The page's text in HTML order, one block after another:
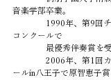
音楽学部卒業。
1990年、第9回チャ
コンクールで
最優秀伴奏賞を受
2006年、第1回カサ
ールin八王子で原智恵子賞